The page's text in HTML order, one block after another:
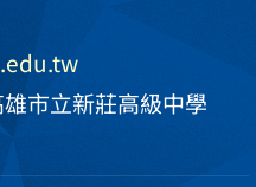
市立新莊高級中學